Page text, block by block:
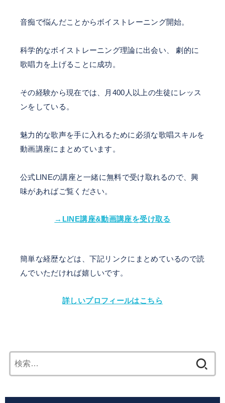
音痴で悩んだことからボイストレーニング開始。
科学的なボイストレーニング理論に出会い、 劇的に
歌唱力を上げることに成功。
その経験から現在では、月400人以上の生徒にレッス
ンをしている。
魅力的な歌声を手に入れるために必須な歌唱スキルを
動画講座にまとめています。
公式LINEの講座と一緒に無料で受け取れるので、興
味があればご覧ください。
→LINE講座&動画講座を受け取る
簡単な経歴などは、下記リンクにまとめているので読
んでいただければ嬉しいです。
詳しいプロフィールはこちら
索: